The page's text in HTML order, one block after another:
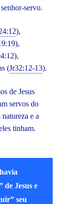
servo.
),
(Jr32:12-13).
de Jesus
servos do
e a
tinham.
de Jesus e
seu